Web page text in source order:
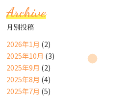
Archive
月別投稿
2026年1月 (2)
2025年10月 (3)
2025年9月 (2)
2025年8月 (4)
2025年7月 (5)